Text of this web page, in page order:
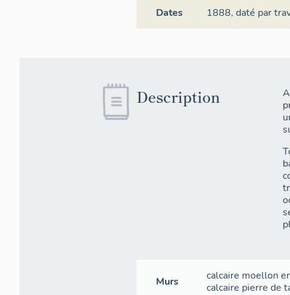
Dates 1888,daté par
Description
Murs calcaire moellon
calcaire pierre de